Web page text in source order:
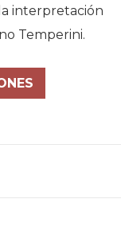
interpretación
Temperini.